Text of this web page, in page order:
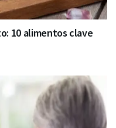
10 alimentos clave